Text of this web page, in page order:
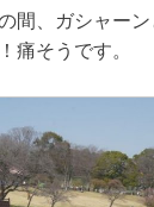
間、ガシャー
痛そうです。